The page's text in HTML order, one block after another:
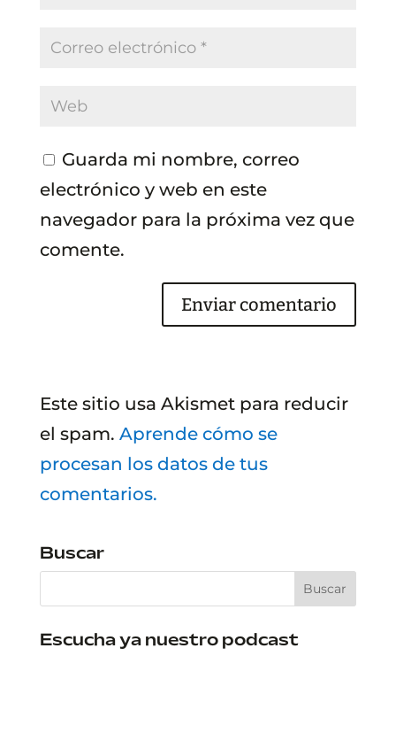
Guarda mi nombre, correo
electrónico y web en este
navegador para la próxima vez que
comente.
Este sitio usa Akismet para reducir
el spam. Aprende cómo se
procesan los datos de tus
comentarios.
Buscar
Escucha ya nuestro podcast